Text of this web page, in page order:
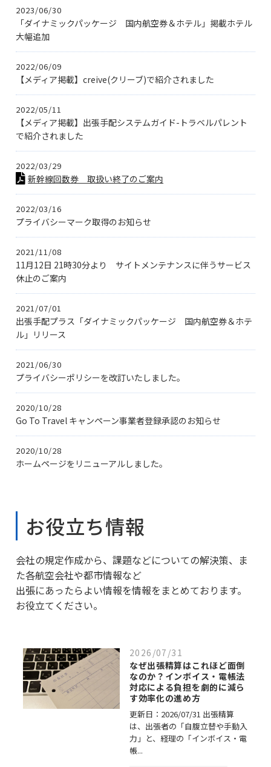
2023/06/30
「ダイナミックパッケージ 国内航空券＆ホテル」掲載ホテル
大幅追加
2022/06/09
【メディア掲載】creive(クリーブ)で紹介されました
2022/05/11
【メディア掲載】出張手配システムガイド-トラベルパレント
で紹介されました
2022/03/29
新幹線回数券 取扱い終了のご案内
2022/03/16
プライバシーマーク取得のお知らせ
2021/11/08
11月12日 21時30分より サイトメンテナンスに伴うサービス
休止のご案内
2021/07/01
出張手配プラス「ダイナミックパッケージ 国内航空券＆ホテ
ル」リリース
2021/06/30
プライバシーポリシーを改訂いたしました。
2020/10/28
Go To Travel キャンペーン事業者登録承認のお知らせ
2020/10/28
ホームページをリニューアルしました。
お役立ち情報
会社の規定作成から、課題などについての解決策、ま
た各航空会社や都市情報など
出張にあったらよい情報を情報をまとめております。
お役立てください。
2026/07/31
なぜ出張精算はこれほど面倒
なのか？インボイス・電帳法
対応による負担を劇的に減ら
す効率化の進め方
更新日：2026/07/31 出張精算
は、出張者の「自腹立替や手動入
力」と、経理の「インボイス・電
帳...